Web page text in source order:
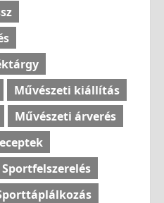
Művészeti kiállítás
Művészeti árverés
Sportfelszerelés